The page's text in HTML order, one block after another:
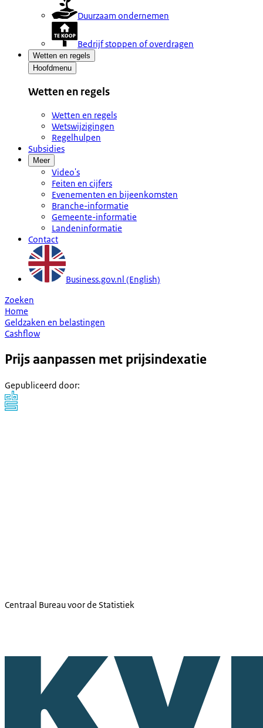
Duurzaam ondernemen
Bedrijf stoppen of overdragen
Wetten en regels
Hoofdmenu
Wetten en regels
Wetten en regels
Wetswijzigingen
Regelhulpen
Subsidies
Meer
Video's
Feiten en cijfers
Evenementen en bijeenkomsten
Branche-informatie
Gemeente-informatie
Landeninformatie
Contact
Business.gov.nl (English)
Zoeken
Home
Geldzaken en belastingen
Cashflow
Prijs aanpassen met prijsindexatie
Gepubliceerd door:
Centraal Bureau voor de Statistiek